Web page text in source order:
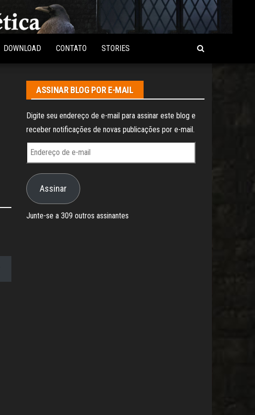
DOWNLOAD CONTATO STORIES
ASSINAR BLOG POR E-MAIL
Digite seu endereço de e-mail para assinar este blog e
receber notificações de novas publicações por e-mail.
Endereço
de
e-
mail Assinar
Junte-se a 309 outros assinantes